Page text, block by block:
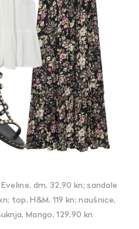
dm, 32,90 kn; sandale
top, H&M, 119 kn; naušnice,
Mango, 129,90 kn